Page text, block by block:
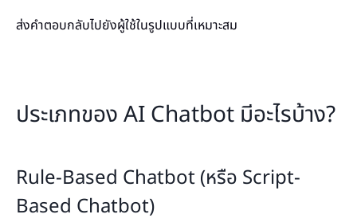
ส่งคำตอบกลับไปยังผู้ใช้ในรูปแบบที่เหมาะสม
ประเภทของ AI Chatbot มีอะไรบ้าง?
Rule-Based Chatbot (หรือ Script-
Based Chatbot)